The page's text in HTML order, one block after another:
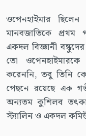
ওপেনহাইমার ছিলেন
মানবজাতিকে প্রথম
একদল বিজ্ঞানী
তো ওপেনহাইমারকে
করেননি, তবু তিনি
পেছনে রয়েছে এক
অন্যতম কুশিলব
স্ট্যালিন ও একদল